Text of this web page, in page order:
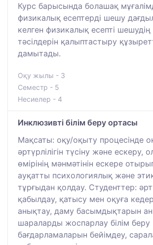
Курс барысында болашақ
физикалық есептерді шешу
келген физикалық есепті
тәсілдерін қалыптастыру
дамытады.
Оқу жылы - 3
Семестр - 5
Несиелер - 4
Инклюзивті білім беру ортасы
Мақсаты: оқу/оқыту процесінде
әртүрлілігін түсіну және ескеру,
өмірінің мәнмәтінін ескере
ауқатты психологиялық және
тұрғыдан қолдау. Студенттер:
қабылдау, қатысу мен оқуға
анықтау, даму басымдықтарын
шараларды жоспарлау білім беру
бағдарламаларын бейімдеу,